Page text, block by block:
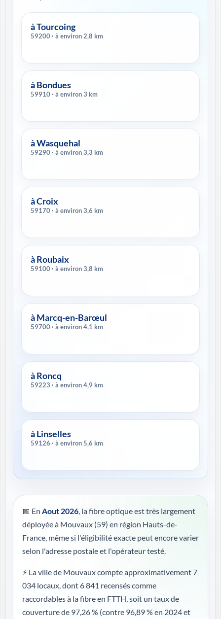
à Tourcoing
59200 · à environ 2,8 km
à Bondues
59910 · à environ 3 km
à Wasquehal
59290 · à environ 3,3 km
à Croix
59170 · à environ 3,6 km
à Roubaix
59100 · à environ 3,8 km
à Marcq-en-Barœul
59700 · à environ 4,1 km
à Roncq
59223 · à environ 4,9 km
à Linselles
59126 · à environ 5,6 km
📅 En Aout 2026, la fibre optique est très largement
déployée à Mouvaux (59) en région Hauts-de-
France, même si l'éligibilité exacte peut encore varier
selon l'adresse postale et l'opérateur testé.
⚡ La ville de Mouvaux compte approximativement 7
034 locaux, dont 6 841 recensés comme
raccordables à la fibre en FTTH, soit un taux de
couverture de 97,26 % (contre 96,89 % en 2024 et